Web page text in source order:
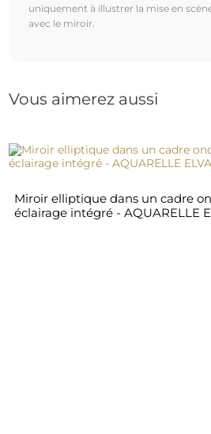
uniquement à illustrer la mise en
avec le miroir.
Vous aimerez aussi
Miroir elliptique dans un cadre
éclairage intégré - AQUARELLE